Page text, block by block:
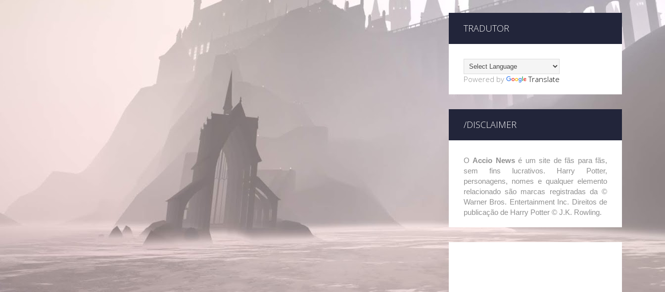
TRADUTOR
Powered by Translate
/DISCLAIMER
O Accio Newsé um site de fãs para fãs,
sem fins lucrativos. Harry Potter,
personagens, nomes e qualquer elemento
relacionado são marcas registradas da ©
Warner Bros. Entertainment Inc. Direitos de
publicação de Harry Potter © J.K. Rowling.